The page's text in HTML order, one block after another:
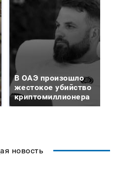
В ОАЭ произошло
жестокое убийство
криптомиллионера
новость